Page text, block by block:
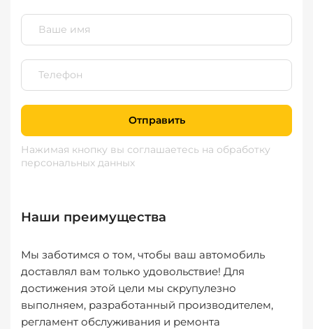
Отправить
Нажимая кнопку вы соглашаетесь на обработку
персональных данных
Наши преимущества
Мы заботимся о том, чтобы ваш автомобиль
доставлял вам только удовольствие! Для
достижения этой цели мы скрупулезно
выполняем, разработанный производителем,
регламент обслуживания и ремонта